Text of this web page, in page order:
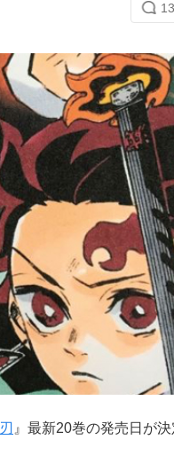
13
』最新20巻の発売日が決